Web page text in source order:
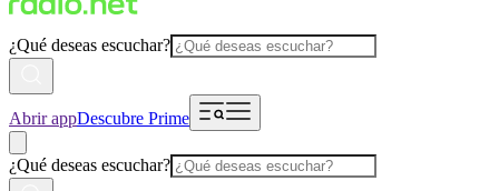
¿Qué deseas escuchar?
Abrir appDescubre Prime
¿Qué deseas escuchar?